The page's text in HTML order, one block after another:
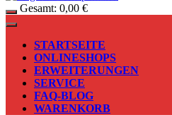
Gesamt: 0,00 €
STARTSEITE
ONLINESHOPS
ERWEITERUNGEN
SERVICE
FAQ-BLOG
WARENKORB